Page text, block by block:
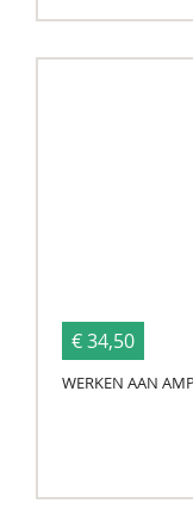
€ 34,50
WERKEN AAN